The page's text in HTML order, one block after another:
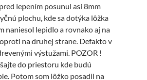
lepením posunul asi 8mm
plochu, kde sa dotýka lôžka
naniesol lepidlo a rovnako aj na
na druhej strane. Defakto v
výstužami. POZOR !
do priestoru kde budú
Potom som lôžko posadil na